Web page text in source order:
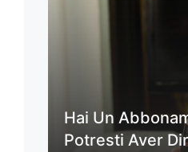
Hai Un
Potresti Aver